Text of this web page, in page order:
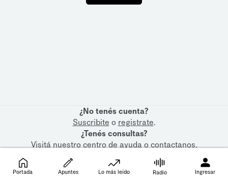
¿No tenés cuenta?
Suscribite o registrate.
¿Tenés consultas?
Visitá nuestrocentro de ayudaocontactanos.
Portada Apuntes Lo más leído Radio Ingresar